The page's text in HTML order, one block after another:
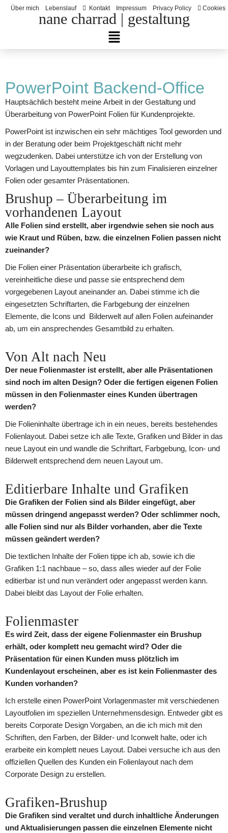
springen
Über mich Lebenslauf Kontakt Impressum Privacy Policy Cookies
nane charrad | gestaltung
PowerPoint Backend-Office
Hauptsächlich besteht meine Arbeit in der Gestaltung und
Überarbeitung von PowerPoint Folien für Kundenprojekte.
PowerPoint ist inzwischen ein sehr mächtiges Tool geworden und
in der Beratung oder beim Projektgeschäft nicht mehr
wegzudenken. Dabei unterstütze ich von der Erstellung von
Vorlagen und Layouttemplates bis hin zum Finalisieren einzelner
Folien oder gesamter Präsentationen.
Brushup – Überarbeitung im
vorhandenen Layout
Alle Folien sind erstellt, aber irgendwie sehen sie noch aus
wie Kraut und Rüben, bzw. die einzelnen Folien passen nicht
zueinander?
Die Folien einer Präsentation überarbeite ich grafisch,
vereinheitliche diese und passe sie entsprechend dem
vorgegebenen Layout aneinander an. Dabei stimme ich die
eingesetzten Schriftarten, die Farbgebung der einzelnen
Elemente, die Icons und Bilderwelt auf allen Folien aufeinander
ab, um ein ansprechendes Gesamtbild zu erhalten.
Von Alt nach Neu
Der neue Folienmaster ist erstellt, aber alle Präsentationen
sind noch im alten Design? Oder die fertigen eigenen Folien
müssen in den Folienmaster eines Kunden übertragen
werden?
Die Folieninhalte übertrage ich in ein neues, bereits bestehendes
Folienlayout. Dabei setze ich alle Texte, Grafiken und Bilder in das
neue Layout ein und wandle die Schriftart, Farbgebung, Icon- und
Bilderwelt entsprechend dem neuen Layout um.
Editierbare Inhalte und Grafiken
Die Grafiken der Folien sind als Bilder eingefügt, aber
müssen dringend angepasst werden? Oder schlimmer noch,
alle Folien sind nur als Bilder vorhanden, aber die Texte
müssen geändert werden?
Die textlichen Inhalte der Folien tippe ich ab, sowie ich die
Grafiken 1:1 nachbaue – so, dass alles wieder auf der Folie
editierbar ist und nun verändert oder angepasst werden kann.
Dabei bleibt das Layout der Folie erhalten.
Folienmaster
Es wird Zeit, dass der eigene Folienmaster ein Brushup
erhält, oder komplett neu gemacht wird? Oder die
Präsentation für einen Kunden muss plötzlich im
Kundenlayout erscheinen, aber es ist kein Folienmaster des
Kunden vorhanden?
Ich erstelle einen PowerPoint Vorlagenmaster mit verschiedenen
Layoutfolien im speziellen Unternehmensdesign. Entweder gibt es
bereits Corporate Design Vorgaben, an die ich mich mit den
Schriften, den Farben, der Bilder- und Iconwelt halte, oder ich
erarbeite ein komplett neues Layout. Dabei versuche ich aus den
offiziellen Quellen des Kunden ein Folienlayout nach dem
Corporate Design zu erstellen.
Grafiken-Brushup
Die Grafiken sind veraltet und durch inhaltliche Änderungen
und Aktualisierungen passen die einzelnen Elemente nicht